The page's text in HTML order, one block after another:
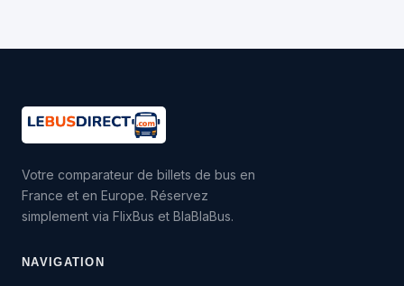
Votre comparateur de billets de bus en
France et en Europe. Réservez
simplement via FlixBus et BlaBlaBus.
NAVIGATION